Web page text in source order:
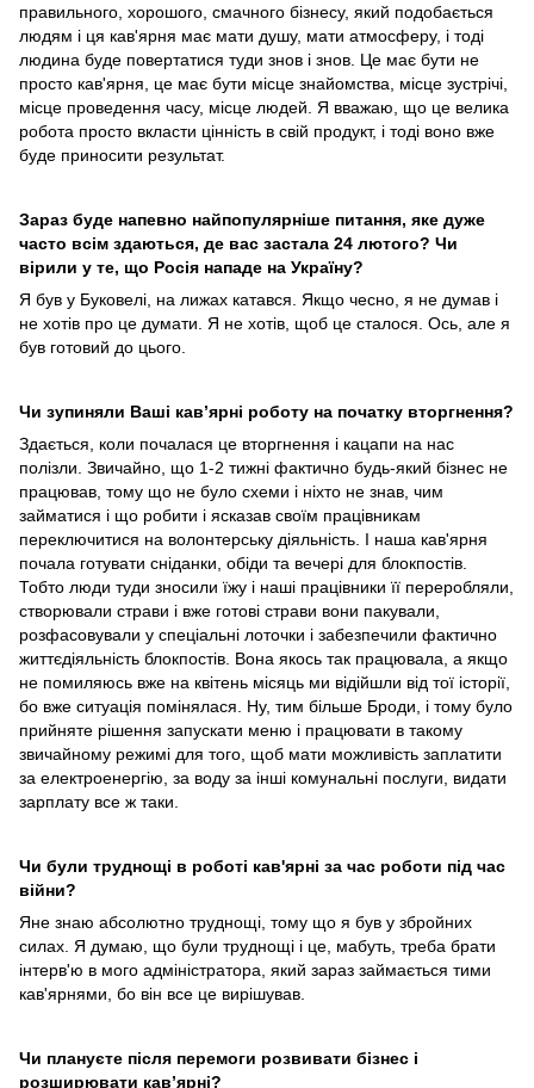
правильного, хорошого, смачного бізнесу, який подобається
людям і ця кав'ярня має мати душу, мати атмосферу, і тоді
людина буде повертатися туди знов і знов. Це має бути не
просто кав'ярня, це має бути місце знайомства, місце зустрічі,
місце проведення часу, місце людей. Я вважаю, що це велика
робота просто вкласти цінність в свій продукт, і тоді воно вже
буде приносити результат.
Зараз буде напевно найпопулярніше питання, яке дуже
часто всім здаються, де вас застала 24 лютого? Чи
вірили у те, що Росія нападе на Україну?
Я був у Буковелі, на лижах катався. Якщо чесно, я не думав і
не хотів про це думати. Я не хотів, щоб це сталося. Ось, але я
був готовий до цього.
Чи зупиняли Ваші кавʼярні роботу на початку вторгнення?
Здається, коли почалася це вторгнення і кацапи на нас
полізли. Звичайно, що 1-2 тижні фактично будь-який бізнес не
працював, тому що не було схеми і ніхто не знав, чим
займатися і що робити і ясказав своїм працівникам
переключитися на волонтерську діяльність. І наша кав'ярня
почала готувати сніданки, обіди та вечері для блокпостів.
Тобто люди туди зносили їжу і наші працівники її переробляли,
створювали страви і вже готові страви вони пакували,
розфасовували у спеціальні лоточки і забезпечили фактично
життєдіяльність блокпостів. Вона якось так працювала, а якщо
не помиляюсь вже на квітень місяць ми відійшли від тої історії,
бо вже ситуація помінялася. Ну, тим більше Броди, і тому було
прийняте рішення запускати меню і працювати в такому
звичайному режимі для того, щоб мати можливість заплатити
за електроенергію, за воду за інші комунальні послуги, видати
зарплату все ж таки.
Чи були труднощі в роботі кав'ярні за час роботи під час
війни?
Яне знаю абсолютно труднощі, тому що я був у збройних
силах. Я думаю, що були труднощі і це, мабуть, треба брати
інтерв'ю в мого адміністратора, який зараз займається тими
кав'ярнями, бо він все це вирішував.
Чи плануєте після перемоги розвивати бізнес і
розширювати кавʼярні?